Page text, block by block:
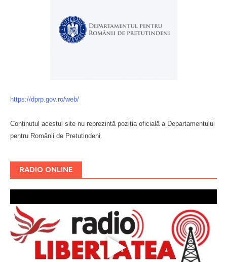
https://dprp.gov.ro/web/
Conținutul acestui site nu reprezintă poziția oficială a Departamentului
pentru Românii de Pretutindeni.
RADIO ONLINE